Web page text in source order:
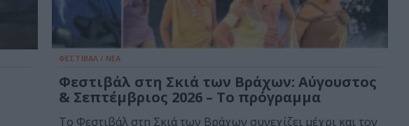
ΦΕΣΤΙΒΑΛ / ΝΕΑ
Φεστιβάλ στη Σκιά των Βράχων: Αύγουστος
& Σεπτέμβριος 2026 – Το πρόγραμμα
Το Φεστιβάλ στη Σκιά των Βράχων συνεχίζει μέχρι και τον